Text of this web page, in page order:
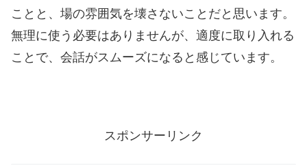
ことと、場の雰囲気を壊さないことだと思います。
無理に使う必要はありませんが、適度に取り入れる
ことで、会話がスムーズになると感じています。
スポンサーリンク